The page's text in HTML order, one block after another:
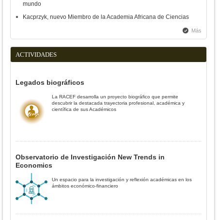
mundo
Kacprzyk, nuevo Miembro de la Academia Africana de Ciencias
Más
ACTIVIDADES
Legados biográficos
La RACEF desarrolla un proyecto biográfico que permite
descubrir la destacada trayectoria profesional, académica y
científica de sus Académicos
Observatorio de Investigación New Trends in
Economics
Un espacio para la investigación y reflexión académicas en los
ámbitos económico-financiero